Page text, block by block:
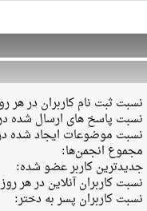
نسبت ثبت نام کاربران در هر
نسبت پاسخ های ارسال شده
نسبت موضوعات ایجاد شده
مجموع انجمن‌ها:
جدیدترین کاربر عضو شده:
نسبت کاربران آنلاین در هر
نسبت کاربران پسر به دختر: